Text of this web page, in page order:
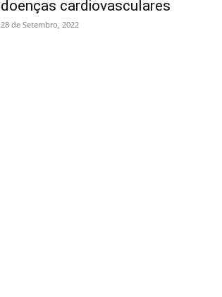
doenças cardiovasculares
28 de Setembro, 2022